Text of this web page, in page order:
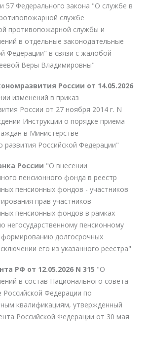
57 Федерального закона "О службе в
службе
противопожарной службы и
в отдельные законодательные
Федерации" в связи с жалобой
Веры Владимировны"
России от 14.05.2026
изменений в приказ
России от 27 ноября 2014 г. N
Инструкции о порядке приема
в Министерстве
развития Российской Федерации"
России "О внесении
пенсионного фонда в реестр
пенсионных фондов - участников
прав участников
пенсионных фондов в рамках
негосударственному пенсионному
долгосрочных
его из указанного реестра"
РФ от 12.05.2026 N 315 "О
в состав Национального совета
Российской Федерации по
квалификациям, утвержденный
Российской Федерации от 30 мая